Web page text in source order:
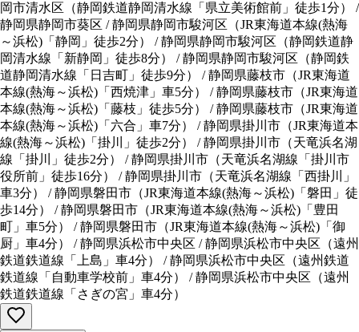
岡市清水区 （静岡鉄道静岡清水線「県立美術館前」徒歩1分）
/
静岡県静岡市葵区 /静岡県静岡市駿河区 （JR東海道本線(熱海
～浜松)「静岡」徒歩2分） /静岡県静岡市駿河区 （静岡鉄道静
岡清水線「新静岡」徒歩8分） /静岡県静岡市駿河区 （静岡鉄
道静岡清水線「日吉町」徒歩9分） /静岡県藤枝市 （JR東海道
本線(熱海～浜松)「西焼津」車5分） /静岡県藤枝市 （JR東海道
本線(熱海～浜松)「藤枝」徒歩5分） /静岡県藤枝市 （JR東海道
本線(熱海～浜松)「六合」車7分） /静岡県掛川市 （JR東海道本
線(熱海～浜松)「掛川」徒歩2分） /静岡県掛川市 （天竜浜名湖
線「掛川」徒歩2分） /静岡県掛川市 （天竜浜名湖線「掛川市
役所前」徒歩16分） /静岡県掛川市 （天竜浜名湖線「西掛川」
車3分） /静岡県磐田市 （JR東海道本線(熱海～浜松)「磐田」徒
歩14分） /静岡県磐田市 （JR東海道本線(熱海～浜松)「豊田
町」車5分） /静岡県磐田市 （JR東海道本線(熱海～浜松)「御
厨」車4分） /静岡県浜松市中央区 /静岡県浜松市中央区 （遠州
鉄道鉄道線「上島」車4分） /静岡県浜松市中央区 （遠州鉄道
鉄道線「自動車学校前」車4分） /静岡県浜松市中央区 （遠州
鉄道鉄道線「さぎの宮」車4分）